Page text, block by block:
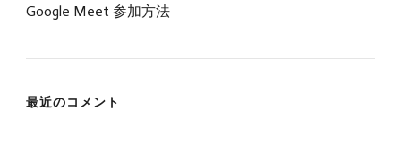
Google Meet 参加方法
最近のコメント